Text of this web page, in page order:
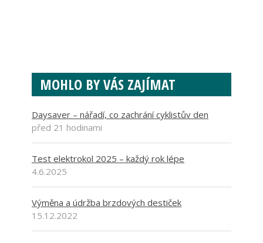
MOHLO BY VÁS ZAJÍMAT
Daysaver – nářadí, co zachrání cyklistův den
před 21 hodinami
Test elektrokol 2025 – každý rok lépe
4.6.2025
Výměna a údržba brzdových destiček
15.12.2022